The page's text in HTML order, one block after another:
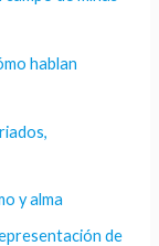
hablan
y alma
de